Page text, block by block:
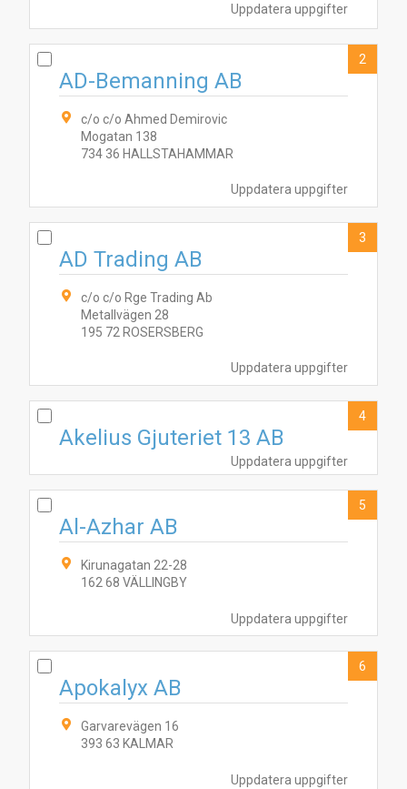
Uppdatera uppgifter
Uppdatera uppgifter
AD-Bemanning AB
c/o c/o Ahmed Demirovic
Mogatan 138
734 36 HALLSTAHAMMAR
2
Uppdatera uppgifter
AD Trading AB
c/o c/o Rge Trading Ab
Metallvägen 28
195 72 ROSERSBERG
3
Uppdatera uppgifter
Akelius Gjuteriet 13 AB
4
Uppdatera uppgifter
Al-Azhar AB
Kirunagatan 22-28
162 68 VÄLLINGBY
5
Uppdatera uppgifter
Apokalyx AB
Garvarevägen 16
393 63 KALMAR
6